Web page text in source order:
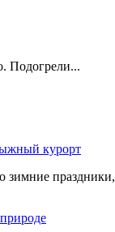
Подогрели...
курорт
зимние